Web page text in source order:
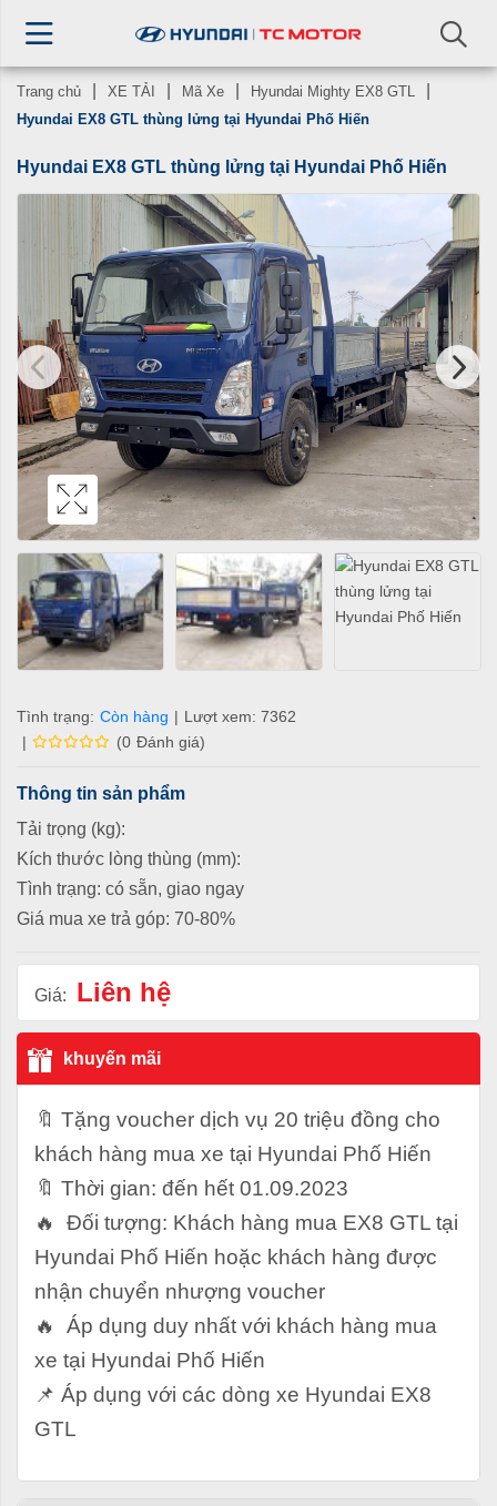
Trang chủ XE TẢI Mã Xe
Hyundai Mighty EX8 GTL
Hyundai EX8 GTL thùng lửng tại Hyundai Phố Hiến
Hyundai EX8 GTL thùng lửng tại Hyundai Phố Hiến
Tình trạng: Còn hàng | Lượt xem: 7362
|
(0 Đánh giá)
Thông tin sản phẩm
Tải trọng (kg):
Kích thước lòng thùng (mm):
Tình trạng: có sẵn, giao ngay
Giá mua xe trả góp: 70-80%
Giá: Liên hệ
khuyến mãi
🔖 Tặng voucher dịch vụ 20 triệu đồng cho
khách hàng mua xe tại Hyundai Phố Hiến
🔖 Thời gian: đến hết 01.09.2023
🔥 Đối tượng: Khách hàng mua EX8 GTL tại
Hyundai Phố Hiến hoặc khách hàng được
nhận chuyển nhượng voucher
🔥 Áp dụng duy nhất với khách hàng mua
xe tại Hyundai Phố Hiến
📌 Áp dụng với các dòng xe Hyundai EX8
GTL